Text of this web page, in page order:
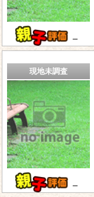
－
現地未調査
－